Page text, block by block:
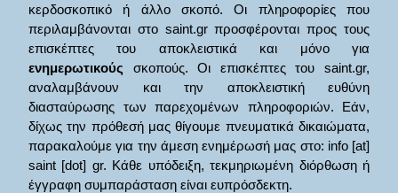
κερδοσκοπικό ή άλλο σκοπό. Οι πληροφορίες που
περιλαμβάνονται στο saint.gr προσφέρονται προς τους
επισκέπτες του αποκλειστικά και μόνο για
ενημερωτικούς σκοπούς. Οι επισκέπτες του saint.gr,
αναλαμβάνουν και την αποκλειστική ευθύνη
διασταύρωσης των παρεχομένων πληροφοριών. Εάν,
δίχως την πρόθεσή μας θίγουμε πνευματικά δικαιώματα,
παρακαλούμε για την άμεση ενημέρωσή μας στο: info [at]
saint [dot] gr. Κάθε υπόδειξη, τεκμηριωμένη διόρθωση ή
έγγραφη συμπαράσταση είναι ευπρόσδεκτη.